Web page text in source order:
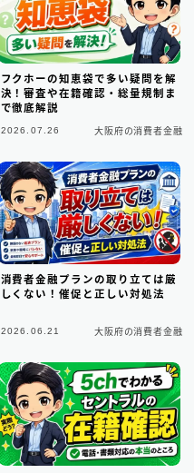
フクホーの知恵袋で多い疑問を解
決！審査や在籍確認・総量規制ま
で徹底解説
2026.07.26 大阪府の消費者金融
消費者金融プランの取り立ては厳
しくない！催促と正しい対処法
2026.06.21 大阪府の消費者金融